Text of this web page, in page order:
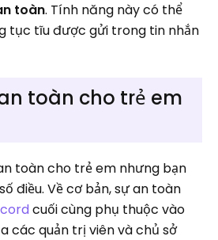
toàn. Tính năng này có thể
tục tĩu được gửi trong tin nhắn
toàn cho trẻ em
toàn cho trẻ em nhưng bạn
điều. Về cơ bản, sự an toàn
cuối cùng phụ thuộc vào
các quản trị viên và chủ sở